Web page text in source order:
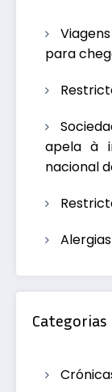
para
apela à
nacional
Categorias